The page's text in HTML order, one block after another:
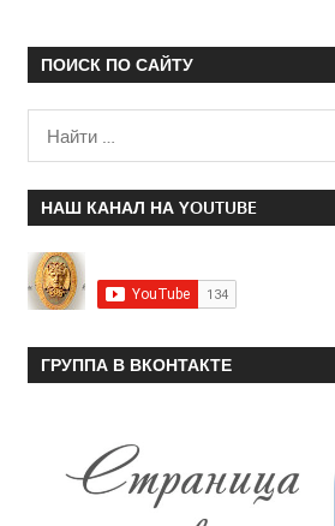
ПОИСК ПО САЙТУ
НАШ КАНАЛ НА YOUTUBE
ГРУППА В ВКОНТАКТЕ